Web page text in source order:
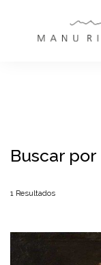
Buscar por
1 Resultados